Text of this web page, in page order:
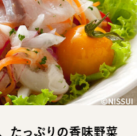
たっぷりの香味野菜